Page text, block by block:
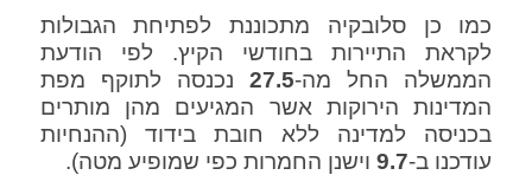
כמו כן סלובקיה מתכוננת לפתיחת הגבולות
לקראת התיירות בחודשי הקיץ. לפי הודעת
הממשלה החל מה-27.5נכנסה לתוקף מפת
המדינות הירוקות אשר המגיעים מהן מותרים
בכניסה למדינה ללא חובת בידוד (ההנחיות
עודכנו ב-9.7וישנן החמרות כפי שמופיע מטה).